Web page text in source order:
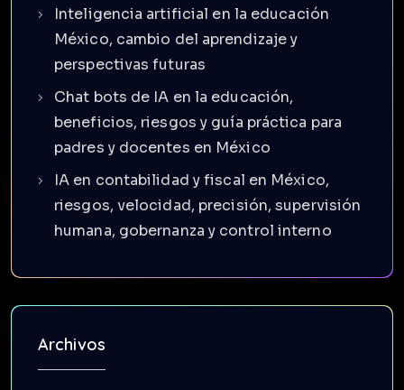
Inteligencia artificial en la educación
México, cambio del aprendizaje y
perspectivas futuras
Chat bots de IA en la educación,
beneficios, riesgos y guía práctica para
padres y docentes en México
IA en contabilidad y fiscal en México,
riesgos, velocidad, precisión, supervisión
humana, gobernanza y control interno
Archivos